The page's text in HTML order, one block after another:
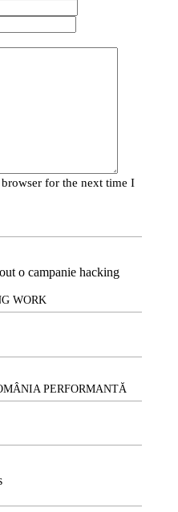
for the next time I
WORK
PERFORMANTĂ